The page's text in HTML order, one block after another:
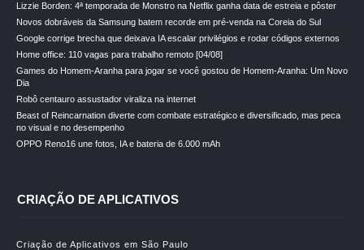
Lizzie Borden: 4ª temporada de Monstro na Netflix ganha data de estreia e pôster
Novos dobráveis da Samsung batem recorde em pré-venda na Coreia do Sul
Google corrige brecha que deixava IA escalar privilégios e rodar códigos externos
Home office: 110 vagas para trabalho remoto [04/08]
Games do Homem-Aranha para jogar se você gostou de Homem-Aranha: Um Novo
Dia
Robô centauro assustador viraliza na internet
Beast of Reincarnation diverte com combate estratégico e diversificado, mas peca
no visual e no desempenho
OPPO Reno16 une fotos, IA e bateria de 6.000 mAh
CRIAÇÃO DE APLICATIVOS
Criação de Aplicativos em São Paulo